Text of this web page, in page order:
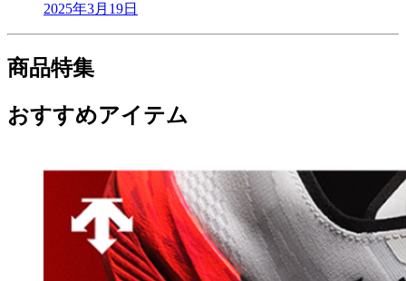
2025年3月19日
商品特集
おすすめアイテム